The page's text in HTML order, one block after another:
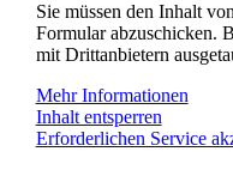
Sie müssen den Inhalt von
Formular abzuschicken.
mit Drittanbietern
Mehr Informationen
Inhalt entsperren
Erforderlichen Service